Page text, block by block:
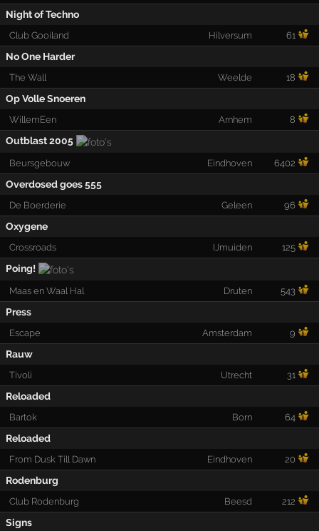
Night of Techno
Club Gooiland Hilversum 61
No One Harder
The Wall Weelde 18
Op Volle Snoeren
WillemEen Arnhem 8
Outblast 2005
Beursgebouw Eindhoven 6402
Overdosed goes 555
De Boerderie Geleen 96
Oxygene
Crossroads IJmuiden 125
Poing!
Maas en Waal Hal Druten 543
Press
Escape Amsterdam 9
Rauw
Tivoli Utrecht 31
Reloaded
Bartok Born 64
Reloaded
From Dusk Till Dawn Eindhoven 20
Rodenburg
Club Rodenburg Beesd 212
Signs